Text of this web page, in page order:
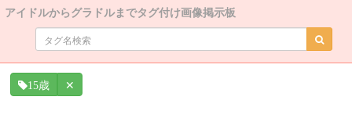
アイドルからグラドルまでタグ付け画像掲示板
15歳 ✕